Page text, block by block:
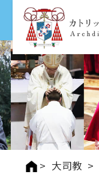
> 大司教 >